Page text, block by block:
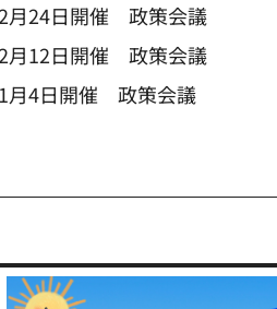
月24日開催 政策会議
月12日開催 政策会議
月4日開催 政策会議